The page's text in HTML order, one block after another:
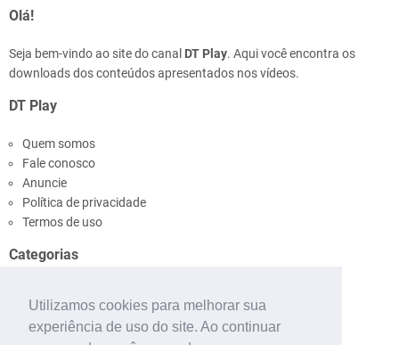
Utilizamos cookies para melhorar sua
experiência de uso do site. Ao continuar
Olá!
Seja bem-vindo ao site do canal DT Play. Aqui você encontra os
downloads dos conteúdos apresentados nos vídeos.
DT Play
Quem somos
Fale conosco
Anuncie
Política de privacidade
Termos de uso
Categorias
Pinturas
Mapas